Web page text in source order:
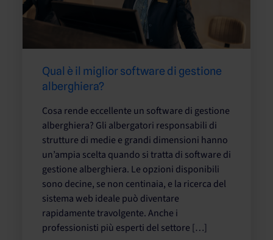
Qual è il miglior software di gestione
alberghiera?
Cosa rende eccellente un software di gestione
alberghiera? Gli albergatori responsabili di
strutture di medie e grandi dimensioni hanno
un’ampia scelta quando si tratta di software di
gestione alberghiera. Le opzioni disponibili
sono decine, se non centinaia, e la ricerca del
sistema web ideale può diventare
rapidamente travolgente. Anche i
professionisti più esperti del settore […]